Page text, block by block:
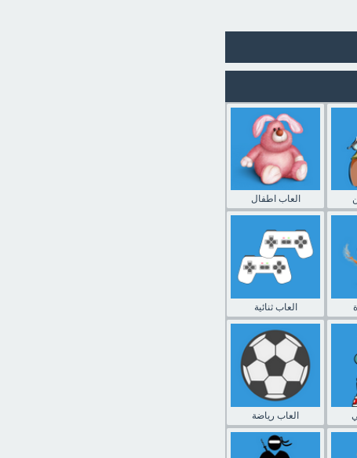
العاب اطفال
العاب ثنائية
العاب رياضة